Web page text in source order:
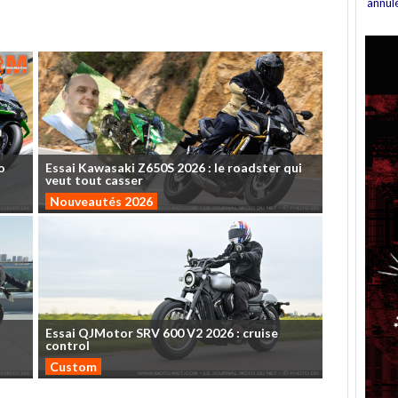
Essai Kawasaki Z650S2026: le roadster qui
veut tout casser
Nouveautés 2026
Essai QJMotorSRV 600V2 2026: cruise
control
Custom